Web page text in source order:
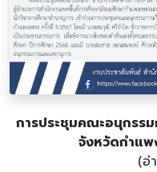
การประชุมคณะอนุกรร
จังหวัดกำแ
(อ่